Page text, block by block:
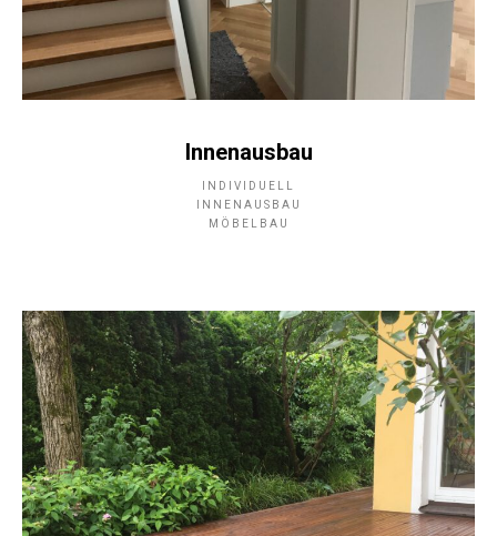
Innenausbau
INDIVIDUELL
INNENAUSBAU
MÖBELBAU